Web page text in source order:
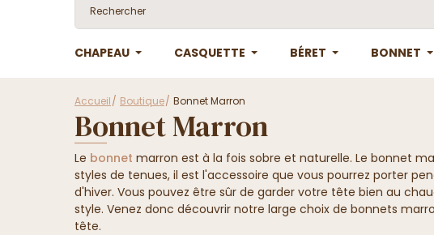
CHAPEAU CASQUETTE BÉRET BONNET
Accueil Boutique Bonnet Marron
Bonnet Marron
Le bonnet marron est à la fois sobre et naturelle. Le bonnet
styles de tenues, il est l'accessoire que vous pourrez porter
d'hiver. Vous pouvez être sûr de garder votre tête bien au
style. Venez donc découvrir notre large choix de bonnets
tête.